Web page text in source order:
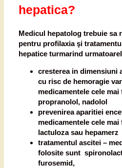
hepatica?
Medicul hepatolog trebuie sa
pentru profilaxia şi
hepatice turmarind
cresterea in dimensiuni
cu risc de hemoragie
medicamentele cele
propranolol, nadolol
prevenirea aparitiei
medicamentele cele
lactuloza sau hepamerz
tratamentul ascitei –
folosite sunt
furosemid,